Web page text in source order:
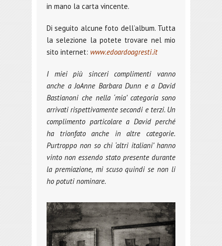
in mano la carta vincente.
Di seguito alcune foto dell’album. Tutta
la selezione la potete trovare nel mio
sito internet: www.edoardoagresti.it
I miei più sinceri complimenti vanno
anche a JoAnne Barbara Dunn e a David
Bastianoni che nella ‘mia’ categoria sono
arrivati rispettivamente secondi e terzi. Un
complimento particolare a David perché
ha trionfato anche in altre categorie.
Purtroppo non so chi ‘altri italiani’ hanno
vinto non essendo stato presente durante
la premiazione, mi scuso quindi se non li
ho potuti nominare.